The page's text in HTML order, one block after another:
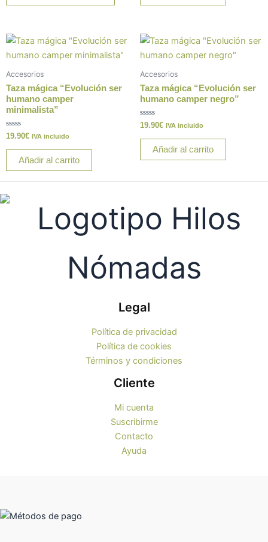
la
página
producto
Accesorios
Taza mágica “Evolución ser
humano camper
minimalista”
Valorado
0
19.90€ IVA incluido
Añadir al carrito
Accesorios
Taza mágica “Evolución ser
humano camper negro”
Valorado
0
19.90€ IVA incluido
Añadir al carrito
Legal
Política de privacidad
Política de cookies
Términos y condiciones
Cliente
Mi cuenta
Suscribirme
Contacto
Ayuda